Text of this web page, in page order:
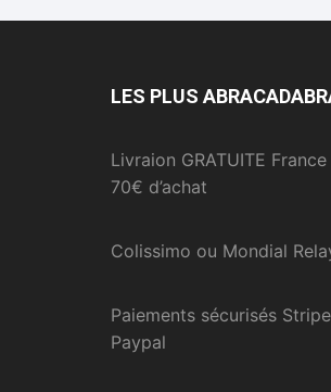
LES PLUS
Livraion GRATUITE
70€ d’achat
Colissimo ou Mondial
Paiements sécurisés
Paypal